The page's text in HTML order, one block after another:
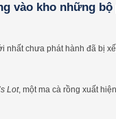
vào kho những
nhất chưa phát hành đã bị
Lot, một ma cà rồng xuất